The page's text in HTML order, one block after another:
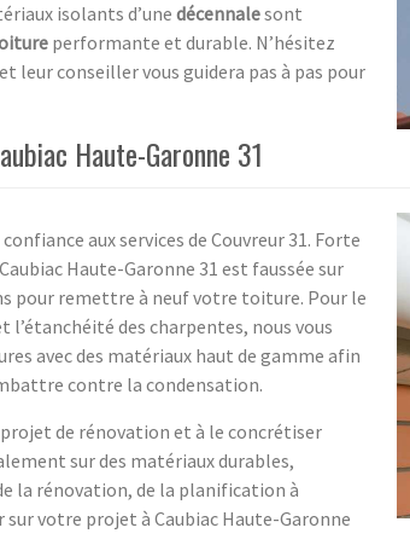
isolants d’une décennalesont
performante et durable. N’hésitez
leur conseiller vous guidera pas à pas pour
Haute-Garonne 31
aux services de Couvreur 31. Forte
Haute-Garonne 31 est faussée sur
pour remettre à neuf votre toiture. Pour le
des charpentes, nous vous
avec des matériaux haut de gamme afin
contre la condensation.
de rénovation et à le concrétiser
sur des matériaux durables,
la rénovation, de la planification à
votre projet à Caubiac Haute-Garonne